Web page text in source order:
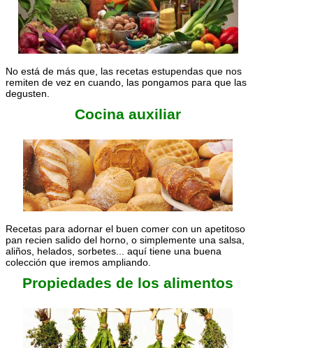
No está de más que, las recetas estupendas que nos
remiten de vez en cuando, las pongamos para que las
degusten.
Cocina auxiliar
Recetas para adornar el buen comer con un apetitoso
pan recien salido del horno, o simplemente una salsa,
aliños, helados, sorbetes... aquí tiene una buena
colección que iremos ampliando.
Propiedades de los alimentos